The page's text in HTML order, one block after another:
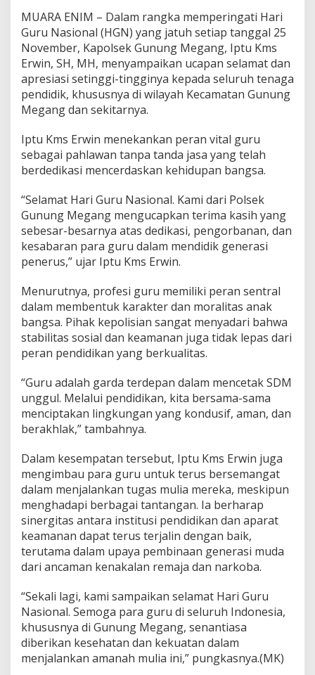
t
H
a
r
i
G
u
r
N
a
s
i
n
a
l
,
A
p
e
s
i
a
s
i
r
a
n
P
e
d
i
d
i
k
d
a
l
a
e
m
b
a
n
g
MUARA ENIM – Dalam rangka memperingati Hari
Guru Nasional (HGN) yang jatuh setiap tanggal 25
November, Kapolsek Gunung Megang, Iptu Kms
Erwin, SH, MH, menyampaikan ucapan selamat dan
apresiasi setinggi-tingginya kepada seluruh tenaga
pendidik, khususnya di wilayah Kecamatan Gunung
Megang dan sekitarnya.
Iptu Kms Erwin menekankan peran vital guru
sebagai pahlawan tanpa tanda jasa yang telah
berdedikasi mencerdaskan kehidupan bangsa.
“Selamat Hari Guru Nasional. Kami dari Polsek
Gunung Megang mengucapkan terima kasih yang
sebesar-besarnya atas dedikasi, pengorbanan, dan
kesabaran para guru dalam mendidik generasi
penerus,” ujar Iptu Kms Erwin.
Menurutnya, profesi guru memiliki peran sentral
dalam membentuk karakter dan moralitas anak
bangsa. Pihak kepolisian sangat menyadari bahwa
stabilitas sosial dan keamanan juga tidak lepas dari
peran pendidikan yang berkualitas.
“Guru adalah garda terdepan dalam mencetak SDM
unggul. Melalui pendidikan, kita bersama-sama
menciptakan lingkungan yang kondusif, aman, dan
berakhlak,” tambahnya.
Dalam kesempatan tersebut, Iptu Kms Erwin juga
mengimbau para guru untuk terus bersemangat
dalam menjalankan tugas mulia mereka, meskipun
menghadapi berbagai tantangan. Ia berharap
sinergitas antara institusi pendidikan dan aparat
keamanan dapat terus terjalin dengan baik,
terutama dalam upaya pembinaan generasi muda
dari ancaman kenakalan remaja dan narkoba.
“Sekali lagi, kami sampaikan selamat Hari Guru
Nasional. Semoga para guru di seluruh Indonesia,
khususnya di Gunung Megang, senantiasa
diberikan kesehatan dan kekuatan dalam
menjalankan amanah mulia ini,” pungkasnya.(MK)